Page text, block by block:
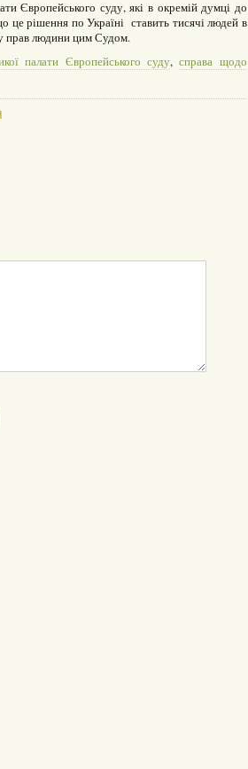
Європейського суду, які в окремій думці до
рішення по Україні ставить тисячі людей в
прав людини цим Судом.
палати Європейського суду,справа щодо